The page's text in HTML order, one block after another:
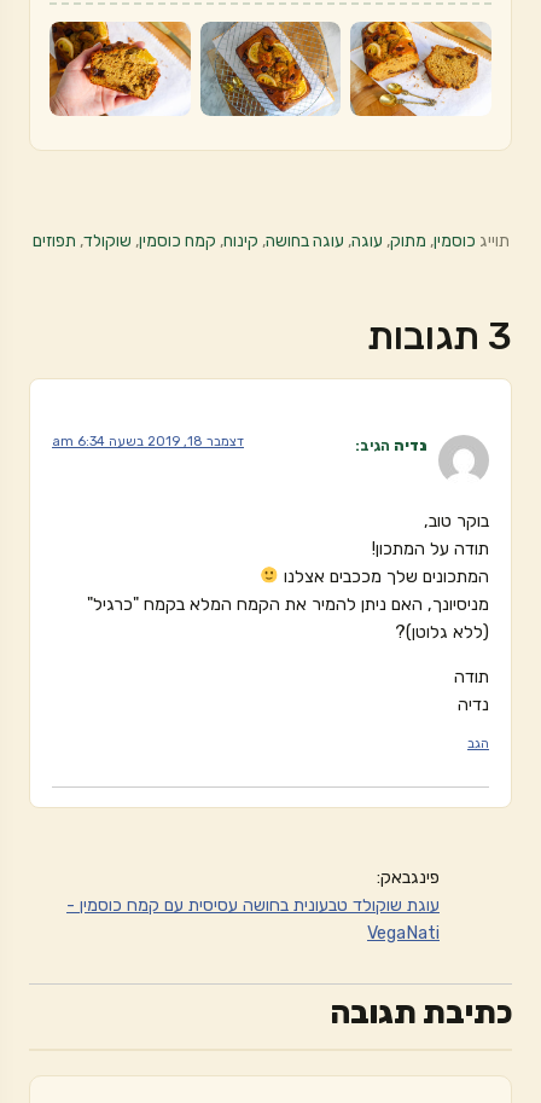
תוייג כוסמין, מתוק, עוגה, עוגה בחושה, קינוח, קמח כוסמין, שוקולד, תפוזים
3 תגובות
נדיה הגיב: דצמבר 18, 2019 בשעה 6:34 am
בוקר טוב,
תודה על המתכון!
המתכונים שלך מככבים אצלנו
מניסיונך, האם ניתן להמיר את הקמח המלא בקמח "כרגיל"
(ללא גלוטן)?
תודה
נדיה
הגב
פינגבאק:
עוגת שוקולד טבעונית בחושה עסיסית עם קמח כוסמין -
VegaNati
כתיבת תגובה